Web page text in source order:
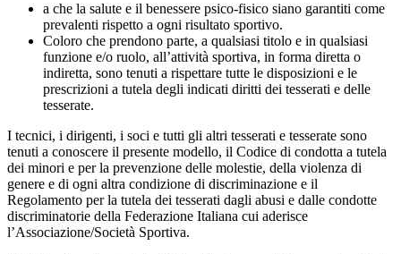
a che la salute e il benessere psico-fisico siano garantiti come
prevalenti rispetto a ogni risultato sportivo.
Coloro che prendono parte, a qualsiasi titolo e in qualsiasi
funzione e/o ruolo, all’attività sportiva, in forma diretta o
indiretta, sono tenuti a rispettare tutte le disposizioni e le
prescrizioni a tutela degli indicati diritti dei tesserati e delle
tesserate.
I tecnici, i dirigenti, i soci e tutti gli altri tesserati e tesserate sono
tenuti a conoscere il presente modello, il Codice di condotta a tutela
dei minori e per la prevenzione delle molestie, della violenza di
genere e di ogni altra condizione di discriminazione e il
Regolamento per la tutela dei tesserati dagli abusi e dalle condotte
discriminatorie della Federazione Italiana cui aderisce
l’Associazione/Società Sportiva.